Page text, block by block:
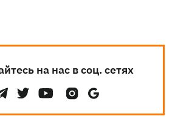
на нас в соц. сетях